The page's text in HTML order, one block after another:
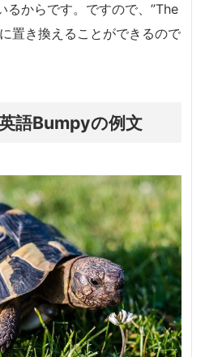
るからです。ですので、”The
置き換えることができるので
語Bumpyの例文